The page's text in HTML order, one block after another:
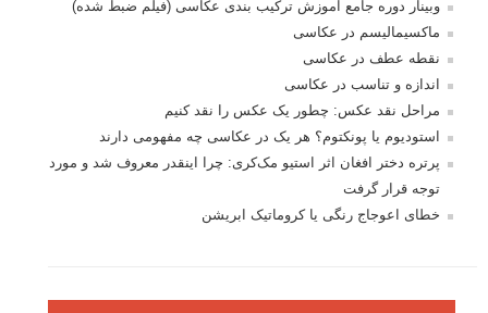
وبینار دوره جامع آموزش ترکیب بندی عکاسی (فیلم ضبط شده)
ماکسیمالیسم در عکاسی
نقطه عطف در عکاسی
اندازه و تناسب در عکاسی
مراحل نقد عکس: چطور یک عکس را نقد کنیم
استودیوم یا پونکتوم؟ هر یک در عکاسی چه مفهومی دارند
پرتره دختر افغان اثر استیو مک‌کری: چرا اینقدر معروف شد و مورد
توجه قرار گرفت
خطای اعوجاج رنگی یا کروماتیک ابریشن